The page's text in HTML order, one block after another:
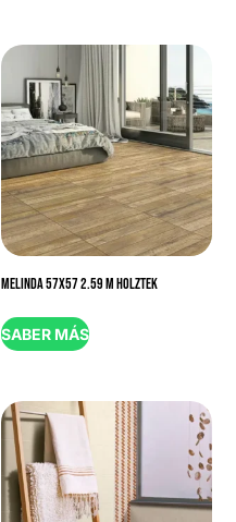
MELINDA 57X57 2.59 M HOLZTEK
SABER MÁS